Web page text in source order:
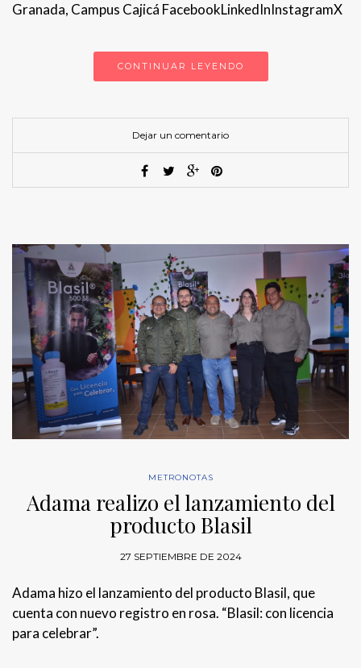
Granada, Campus Cajicá FacebookLinkedInInstagramX
CONTINUAR LEYENDO
Dejar un comentario
METRONOTAS
Adama realizo el lanzamiento del
producto Blasil
27 SEPTIEMBRE DE 2024
Adama hizo el lanzamiento del producto Blasil, que
cuenta con nuevo registro en rosa. “Blasil: con licencia
para celebrar”.